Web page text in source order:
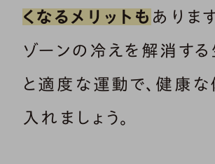
くなるメリットも ありま
ゾーンの冷えを解消す
と適度な運動で、健康
入れましょう。